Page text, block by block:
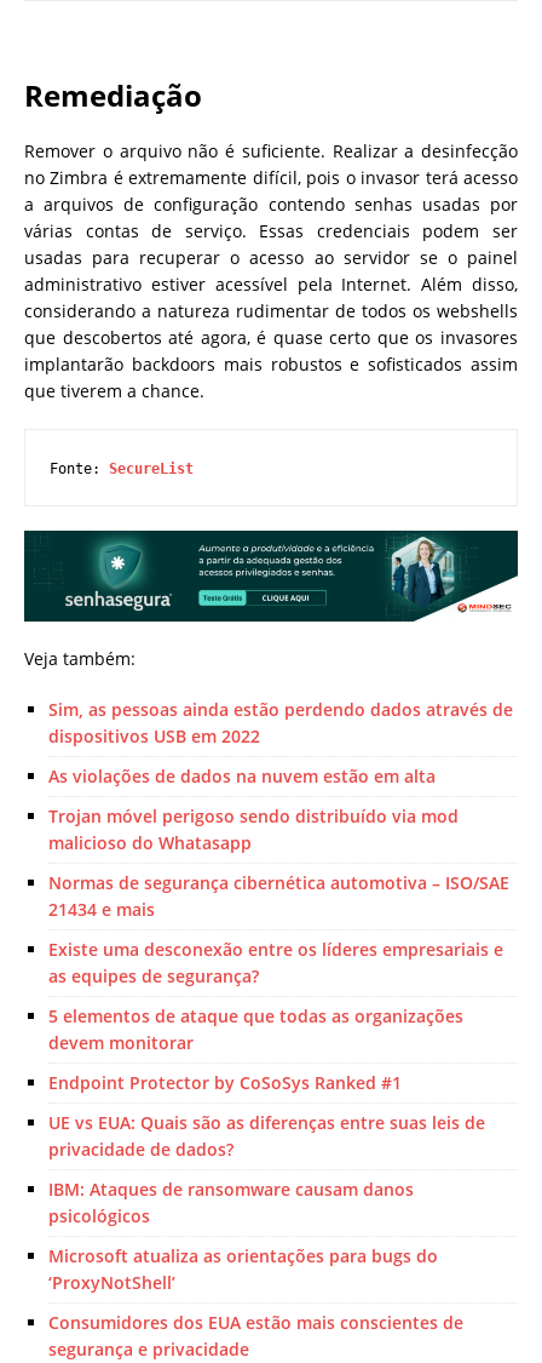
Remediação
Remover o arquivo não é suficiente. Realizar a desinfecção
no Zimbra é extremamente difícil, pois o invasor terá acesso
a arquivos de configuração contendo senhas usadas por
várias contas de serviço. Essas credenciais podem ser
usadas para recuperar o acesso ao servidor se o painel
administrativo estiver acessível pela Internet. Além disso,
considerando a natureza rudimentar de todos os webshells
que descobertos até agora, é quase certo que os invasores
implantarão backdoors mais robustos e sofisticados assim
que tiverem a chance.
Fonte: SecureList
Veja também:
Sim, as pessoas ainda estão perdendo dados através de
dispositivos USB em 2022
As violações de dados na nuvem estão em alta
Trojan móvel perigoso sendo distribuído via mod
malicioso do Whatasapp
Normas de segurança cibernética automotiva – ISO/SAE
21434 e mais
Existe uma desconexão entre os líderes empresariais e
as equipes de segurança?
5 elementos de ataque que todas as organizações
devem monitorar
Endpoint Protector by CoSoSys Ranked #1
UE vs EUA: Quais são as diferenças entre suas leis de
privacidade de dados?
IBM: Ataques de ransomware causam danos
psicológicos
Microsoft atualiza as orientações para bugs do
‘ProxyNotShell’
Consumidores dos EUA estão mais conscientes de
segurança e privacidade